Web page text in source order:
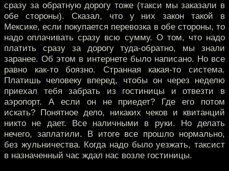
сразу за обратную дорогу тоже (такси мы заказали в
обе стороны). Сказал, что у них закон такой в
Мексике, если покупается перевозка в обе стороны, то
надо оплачивать сразу всю сумму. О том, что надо
платить сразу за дорогу туда-обратно, мы знали
заранее. Об этом в интернете было написано. Но все
равно как-то боязно. Странная какая-то система.
Платишь человеку вперед, чтобы он через неделю
приехал тебя забрать из гостиницы и отвезти в
аэропорт. А если он не приедет? Где его потом
искать? Понятное дело, никаких чеков и квитанций
никто не дает. Все наличными в руки. Но делать
нечего, заплатили. В итоге все прошло нормально,
без жульничества. Когда надо было уезжать, таксист
в назначенный час ждал нас возле гостиницы.